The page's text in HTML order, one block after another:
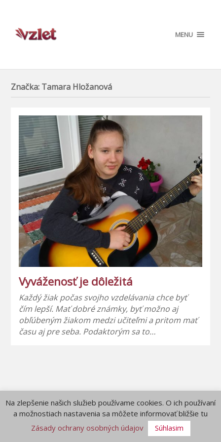
MENU
Značka: Tamara Hložanová
Vyváženosť je dôležitá
Každý žiak počas svojho vzdelávania chce byť
čím lepší. Mať dobré známky, byť možno aj
obľúbeným žiakom medzi učiteľmi a pritom mať
času aj pre seba. Podaktorým sa to…
Na zlepšenie našich služieb používame cookies. O ich používaní
a možnostiach nastavenia sa môžete informovať bližšie tu
Zásady ochrany osobných údajov
Súhlasim